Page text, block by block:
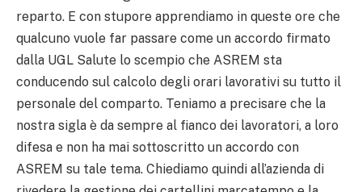
reparto. E con stupore apprendiamo in queste ore che
qualcuno vuole far passare come un accordo firmato
dalla UGL Salute lo scempio che ASREM sta
conducendo sul calcolo degli orari lavorativi su tutto il
personale del comparto. Teniamo a precisare che la
nostra sigla è da sempre al fianco dei lavoratori, a loro
difesa e non ha mai sottoscritto un accordo con
ASREM su tale tema. Chiediamo quindi all’azienda di